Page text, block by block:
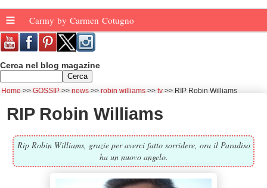
≡ Carmy by Carmen Cotugno
Cerca nel blog magazine
Home GOSSIP news robin williams tv RIP Robin Williams
RIP Robin Williams
Rip Robin Williams, grazie per averci fatto sorridere, ora il Paradiso
ha un nuovo angelo.